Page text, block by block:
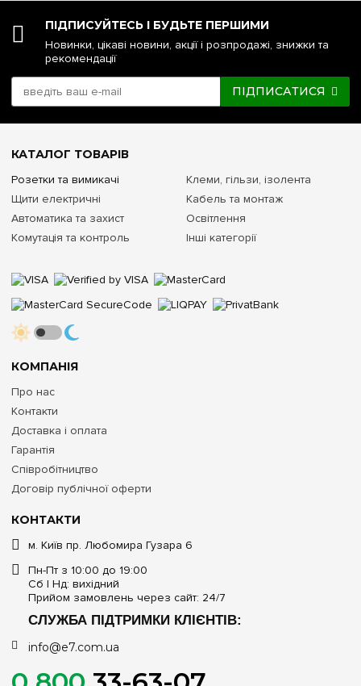
ПІДПИСУЙТЕСЬ І БУДЬТЕ ПЕРШИМИ
Новинки, цікаві новини, акції і розпродажі, знижки та
рекомендації
ПІДПИСАТИСЯ
КОНТАКТИ
м. Київ пр. Любомира Гузара 6
Пн-Пт з 10:00 до 19:00
Сб | Нд: вихідний
Прийом замовлень через сайт: 24/7
СЛУЖБА ПІДТРИМКИ КЛІЄНТІВ:
info@e7.com.ua
КОМПАНІЯ
Про нас
Контакти
Доставка і оплата
Гарантія
Співробітництво
Договір публічної оферти
КАТАЛОГ ТОВАРІВ
Розетки та вимикачі
Щити електричні
Автоматика та захист
Комутація та контроль
Клеми, гільзи, ізолента
Кабель та монтаж
Освітлення
Інші категорії